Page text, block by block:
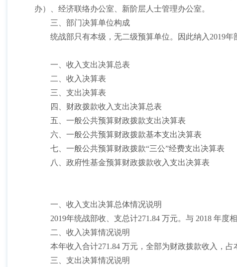
办）、经济联络办公室、新阶层人士管理办公室。
三、部门决算单位构成
统战部只有本级，无二级预算单位。因此纳入 2019年
一、收入支出决算总表
二、收入决算表
三、支出决算表
四、财政拨款收入支出决算总表
五、一般公共预算财政拨款支出决算表
六、一般公共预算财政拨款基本支出决算表
七、一般公共预算财政拨款“三公”经费支出决算表
八、政府性基金预算财政拨款收入支出决算表
一、收入支出决算总体情况说明
2019年统战部收、支总计271.84 万元。与 2018 年度
二、收入决算情况说明
本年收入合计271.84 万元，全部为财政拨款收入，占
三、支出决算情况说明